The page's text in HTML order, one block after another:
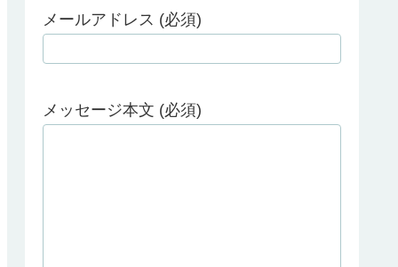
メールアドレス (必須)
メッセージ本文 (必須)